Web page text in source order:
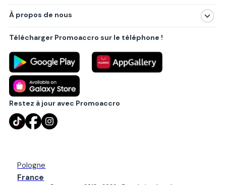
Produits
Villes principales
À propos de nous
Politique de confidentialité
Règlements
Partenariat B2B
Blog
Contact
Télécharger Promoaccro sur le téléphone !
Restez à jour avec Promoaccro
Pologne
France